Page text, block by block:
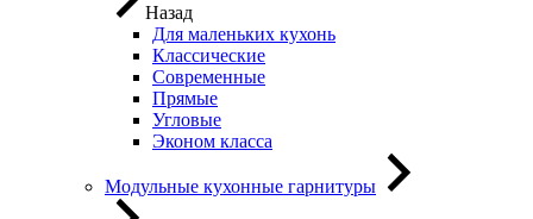
Назад
Для маленьких кухонь
Классические
Современные
Прямые
Угловые
Эконом класса
Модульные кухонные гарнитуры